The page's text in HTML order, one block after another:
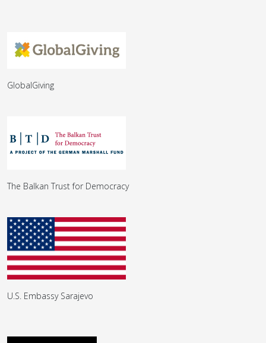
GlobalGiving
The Balkan Trust for Democracy
U.S. Embassy Sarajevo